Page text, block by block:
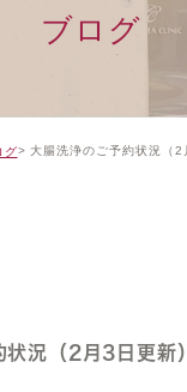
ブログ
グ 大腸洗浄のご予約状況（2
況（2月3日更新）